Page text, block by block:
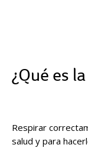
¿Qué es la
Respirar
salud y para